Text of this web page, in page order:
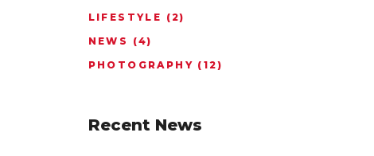
LIFESTYLE (2)
NEWS
(4)
PHOTOGRAPHY (12)
Recent News